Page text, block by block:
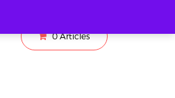
0 Articles